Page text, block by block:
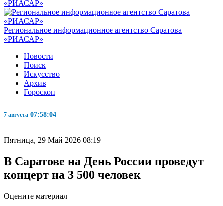
Региональное информационное агентство Саратова
«РИАСАР»
Новости
Поиск
Искусство
Архив
Гороскоп
7 августа 07:58:05
Пятница, 29 Май 2026 08:19
В Саратове на День России проведут
концерт на 3 500 человек
Оцените материал